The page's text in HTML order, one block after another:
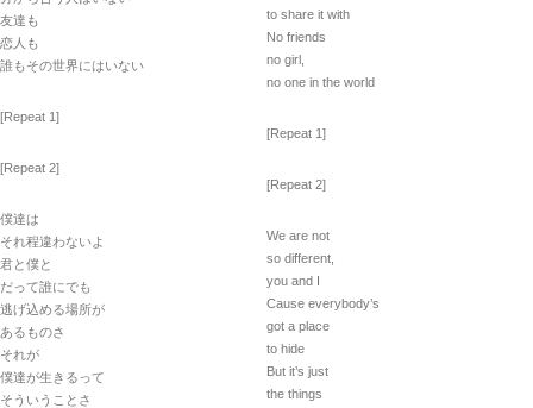
友達も
恋人も
誰もその世界にはいない
[Repeat 1]
[Repeat 2]
僕達は
それ程違わないよ
君と僕と
だって誰にでも
逃げ込める場所が
あるものさ
それが
僕達が生きるって
そういうことさ
to share it with
No friends
no girl,
no one in the world
[Repeat 1]
[Repeat 2]
We are not
so different,
you and I
Cause everybody’s
got a place
to hide
But it’s just
the things